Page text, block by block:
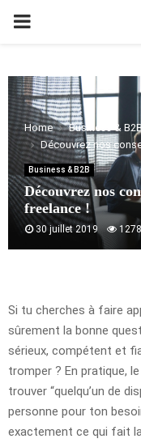
PRIMARY
Home
Business &
Découvrez nos
Business & B2B
Découvrez nos
freelance !
30 juillet 2019 1278
Si tu cherches à faire
sûrement la bonne
sérieux, compétent et
tromper ? En pratique,
trouver “quelqu’un de
personne pour ton
exactement ce qui fait